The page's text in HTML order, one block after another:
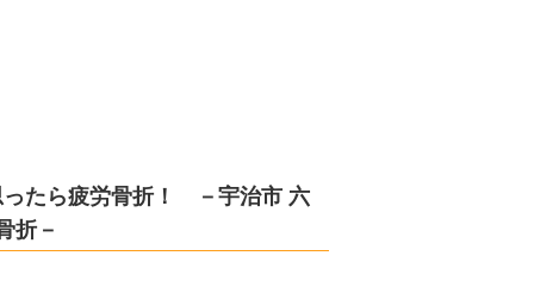
ったら疲労骨折！ －宇治市 六
折－